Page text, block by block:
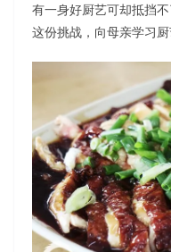
有一身好厨艺可却抵挡
这份挑战，向母亲学习